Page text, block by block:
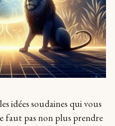
idées soudaines qui vous
faut pas non plus prendre